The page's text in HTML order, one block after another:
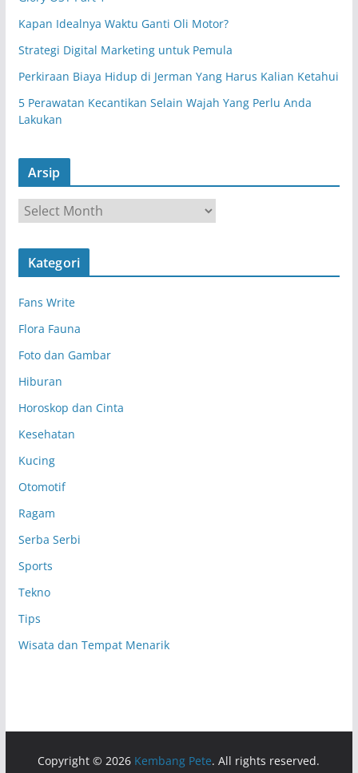
Kapan Idealnya Waktu Ganti Oli Motor?
Strategi Digital Marketing untuk Pemula
Perkiraan Biaya Hidup di Jerman Yang Harus Kalian Ketahui
5 Perawatan Kecantikan Selain Wajah Yang Perlu Anda
Lakukan
Arsip
s
Kategori
Fans Write
Flora Fauna
Foto dan Gambar
Hiburan
Horoskop dan Cinta
Kesehatan
Kucing
Otomotif
Ragam
Serba Serbi
Sports
Tekno
Tips
Wisata dan Tempat Menarik
Copyright © 2026 Kembang Pete. All rights reserved.